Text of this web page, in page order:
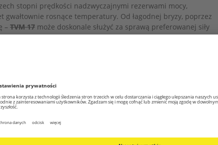
stopni prędkości nadzwyczajnymi rezerwami mocy,
gwałtownie rosnące temperatury. Od łagodnej bryzy, poprzez
– TVM 17 może doskonale służyć za sprawą preferowanej siły
zapewnia także wystarczająco dużo świeżego powietrza w
się również w osuszaniu w trybie ciągłym.
i dużą średnicą śmigła – 18 cali, to jest około 45
zastałe powietrze z pomieszczeń mieszkalnych lub
z solidnego metalu aż po chromowane lub
i wyposażony jest nawet w miedzianą cewkę w silniku.
w zakresie do 110° wokół jego poziomej osi kosz wirnika, tak
tam, gdzie jest najbardziej potrzebny. Intensywność
sposób ustawiana na elemencie obsługowym na tylnej